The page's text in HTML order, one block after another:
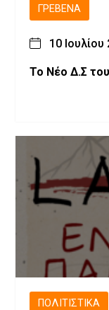
ΓΡΕΒΕΝΆ
10 Ιουλίου
Το Νέο Δ.Σ
ΠΟΛΙΤΙΣΤΙΚΆ